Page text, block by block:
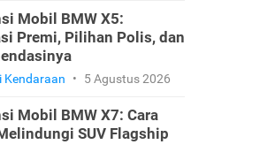
Mobil BMW X5:
Premi, Pilihan Polis, dan
Kendaraan • 5 Agustus 2026
Mobil BMW X7: Cara
SUV Flagship